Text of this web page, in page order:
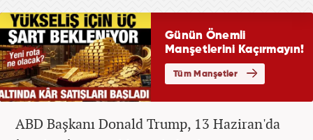
ABD Başkanı Donald Trump, 13 Haziran'da